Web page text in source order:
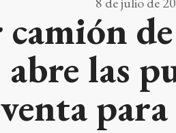
de
las
para